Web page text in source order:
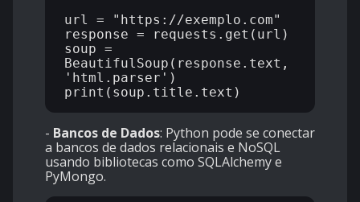
url = "https://exemplo.com"
response = requests.get(url)
soup =
BeautifulSoup(response.text,
'html.parser')
- Bancos de Dados: Python pode se conectar
a bancos de dados relacionais e NoSQL
usando bibliotecas como SQLAlchemy e
PyMongo.